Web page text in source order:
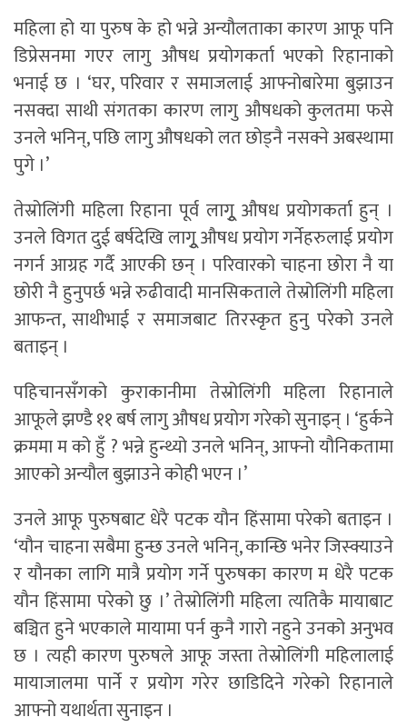
महिला हो या पुरुष के हो भन्ने अन्यौलताका कारण आफू पनि
डिप्रेसनमा गएर लागु औषध प्रयोगकर्ता भएको रिहानाको
भनाई छ । ‘घर, परिवार र समाजलाई आफ्नोबारेमा बुझाउन
नसक्दा साथी संगतका कारण लागु औषधको कुलतमा फसे
उनले भनिन्, पछि लागु औषधको लत छोड्नै नसक्ने अबस्थामा
पुगे ।’
तेस्रोलिंगी महिला रिहाना पूर्व लागुू औषध प्रयोगकर्ता हुन् ।
उनले विगत दुई बर्षदेखि लागुू औषध प्रयोग गर्नेहरुलाई प्रयोग
नगर्न आग्रह गर्दै आएकी छन् । परिवारको चाहना छोरा नै या
छोरी नै हुनुपर्छ भन्ने रुढीवादी मानसिकताले तेस्रोलिंगी महिला
आफन्त, साथीभाई र समाजबाट तिरस्कृत हुनु परेको उनले
बताइन् ।
पहिचानसँगको कुराकानीमा तेस्रोलिंगी महिला रिहानाले
आफूले झण्डै ११ बर्ष लागु औषध प्रयोग गरेको सुनाइन् । ‘हुर्कने
क्रममा म को हुँ ? भन्ने हुन्थ्यो उनले भनिन्, आफ्नो यौनिकतामा
आएको अन्यौल बुझाउने कोही भएन ।’
उनले आफू पुरुषबाट धेरै पटक यौन हिंसामा परेको बताइन ।
‘यौन चाहना सबैमा हुन्छ उनले भनिन्, कान्छि भनेर जिस्क्याउने
र यौनका लागि मात्रै प्रयोग गर्ने पुरुषका कारण म धेरै पटक
यौन हिंसामा परेको छु ।’ तेस्रोलिंगी महिला त्यतिकै मायाबाट
बञ्चित हुने भएकाले मायामा पर्न कुनै गारो नहुने उनको अनुभव
छ । त्यही कारण पुरुषले आफू जस्ता तेस्रोलिंगी महिलालाई
मायाजालमा पार्ने र प्रयोग गरेर छाडिदिने गरेको रिहानाले
आफ्नो यथार्थता सुनाइन ।